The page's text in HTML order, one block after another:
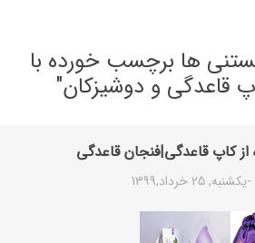
ها برچسب خورده با
از کاپ قاعدگی|فنجان قاعدگی
-یکشنبه, 25 خرداد,1399